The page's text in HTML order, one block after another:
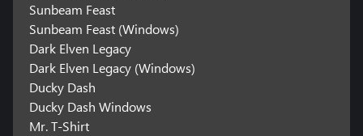
Sunbeam Feast
Sunbeam Feast (Windows)
Dark Elven Legacy
Dark Elven Legacy (Windows)
Ducky Dash
Ducky Dash Windows
Mr. T-Shirt